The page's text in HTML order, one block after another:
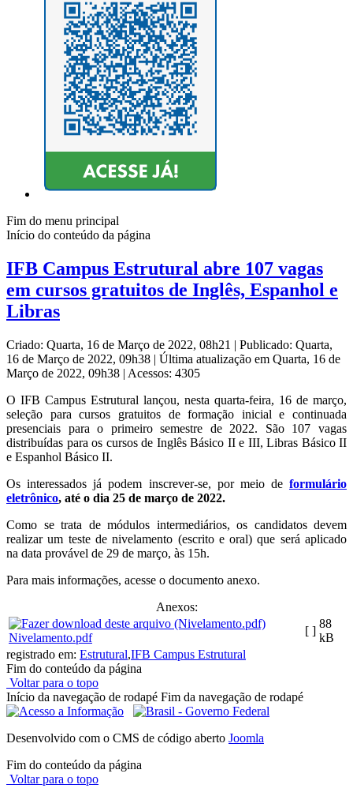
Fim do menu principal
Início do conteúdo da página
IFB Campus Estrutural abre 107 vagas
em cursos gratuitos de Inglês, Espanhol e
Libras
Criado: Quarta, 16 de Março de 2022, 08h21 | Publicado: Quarta,
16 de Março de 2022, 09h38 | Última atualização em Quarta, 16 de
Março de 2022, 09h38 | Acessos: 4305
O IFB Campus Estrutural lançou, nesta quarta-feira, 16 de março,
seleção para cursos gratuitos de formação inicial e continuada
presenciais para o primeiro semestre de 2022. São 107 vagas
distribuídas para os cursos de Inglês Básico II e III, Libras Básico II
e Espanhol Básico II.
Os interessados já podem inscrever-se, por meio de formulário
eletrônico, até o dia 25 de março de 2022.
Como se trata de módulos intermediários, os candidatos devem
realizar um teste de nivelamento (escrito e oral) que será aplicado
na data provável de 29 de março, às 15h.
Para mais informações, acesse o documento anexo.
Anexos:
Nivelamento.pdf
[ ]
88
kB
registrado em: Estrutural,IFB Campus Estrutural
Fim do conteúdo da página
Voltar para o topo
Início da navegação de rodapé Fim da navegação de rodapé
Desenvolvido com o CMS de código aberto Joomla
Fim do conteúdo da página
Voltar para o topo